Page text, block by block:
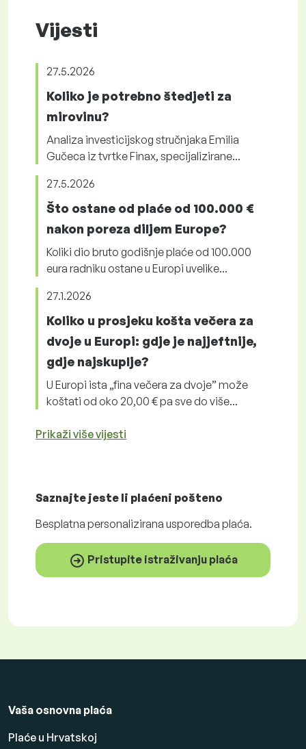
Vijesti
27.5.2026
Koliko je potrebno štedjeti za
mirovinu?
Analiza investicijskog stručnjaka Emilia
Gučeca iz tvrtke Finax, specijalizirane...
27.5.2026
Što ostane od plaće od 100.000 €
nakon poreza diljem Europe?
Koliki dio bruto godišnje plaće od 100.000
eura radniku ostane u Europi uvelike...
27.1.2026
Koliko u prosjeku košta večera za
dvoje u Europi: gdje je najjeftnije,
gdje najskuplje?
U Europi ista „fina večera za dvoje” može
koštati od oko 20,00 € pa sve do više...
Prikaži više vijesti
Saznajte jeste li plaćeni pošteno
Besplatna personalizirana usporedba plaća.
Pristupite istraživanju plaća
Vaša osnovna plaća
Plaće u Hrvatskoj